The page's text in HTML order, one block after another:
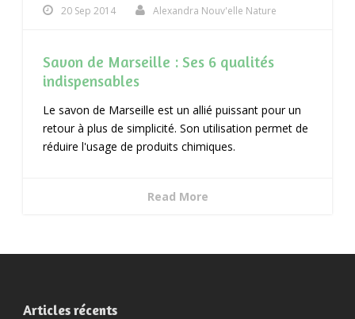
20 Sep 2014 Alexandra Nouv'elle Nature
Savon de Marseille : Ses 6 qualités
indispensables
Le savon de Marseille est un allié puissant pour un
retour à plus de simplicité. Son utilisation permet de
réduire l'usage de produits chimiques.
Read More
Articles récents